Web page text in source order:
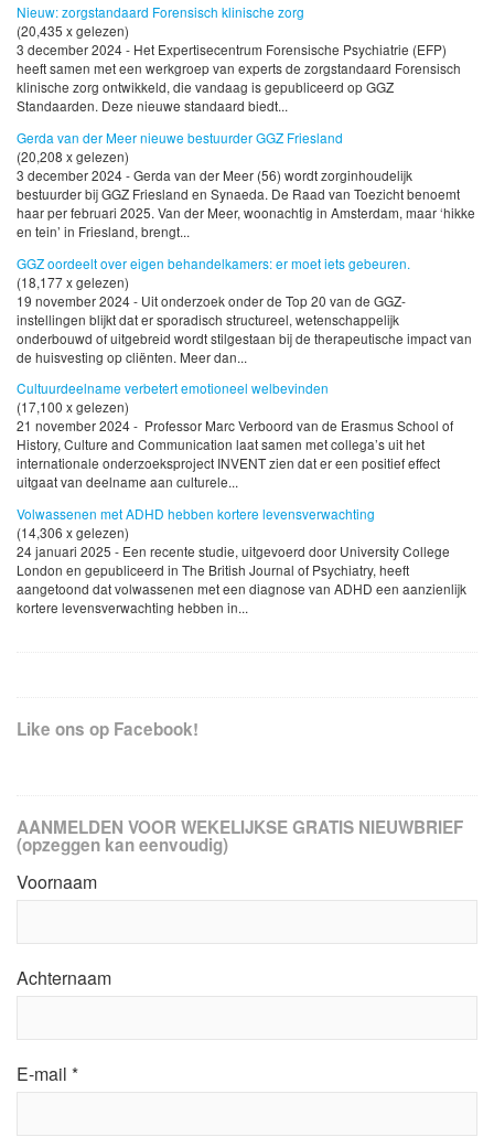
Nieuw: zorgstandaard Forensisch klinische zorg
(20,435 x gelezen)
3 december 2024 - Het Expertisecentrum Forensische Psychiatrie (EFP)
heeft samen met een werkgroep van experts de zorgstandaard Forensisch
klinische zorg ontwikkeld, die vandaag is gepubliceerd op GGZ
Standaarden. Deze nieuwe standaard biedt...
Gerda van der Meer nieuwe bestuurder GGZ Friesland
(20,208 x gelezen)
3 december 2024 - Gerda van der Meer (56) wordt zorginhoudelijk
bestuurder bij GGZ Friesland en Synaeda. De Raad van Toezicht benoemt
haar per februari 2025. Van der Meer, woonachtig in Amsterdam, maar ‘hikke
en tein’ in Friesland, brengt...
GGZ oordeelt over eigen behandelkamers: er moet iets gebeuren.
(18,177 x gelezen)
19 november 2024 - Uit onderzoek onder de Top 20 van de GGZ-
instellingen blijkt dat er sporadisch structureel, wetenschappelijk
onderbouwd of uitgebreid wordt stilgestaan bij de therapeutische impact van
de huisvesting op cliënten. Meer dan...
Cultuurdeelname verbetert emotioneel welbevinden
(17,100 x gelezen)
21 november 2024 - Professor Marc Verboord van de Erasmus School of
History, Culture and Communication laat samen met collega’s uit het
internationale onderzoeksproject INVENT zien dat er een positief effect
uitgaat van deelname aan culturele...
Volwassenen met ADHD hebben kortere levensverwachting
(14,306 x gelezen)
24 januari 2025 - Een recente studie, uitgevoerd door University College
London en gepubliceerd in The British Journal of Psychiatry, heeft
aangetoond dat volwassenen met een diagnose van ADHD een aanzienlijk
kortere levensverwachting hebben in...
Like ons op Facebook!
AANMELDEN VOOR WEKELIJKSE GRATIS NIEUWBRIEF
(opzeggen kan eenvoudig)
Voornaam
Achternaam
E-mail *